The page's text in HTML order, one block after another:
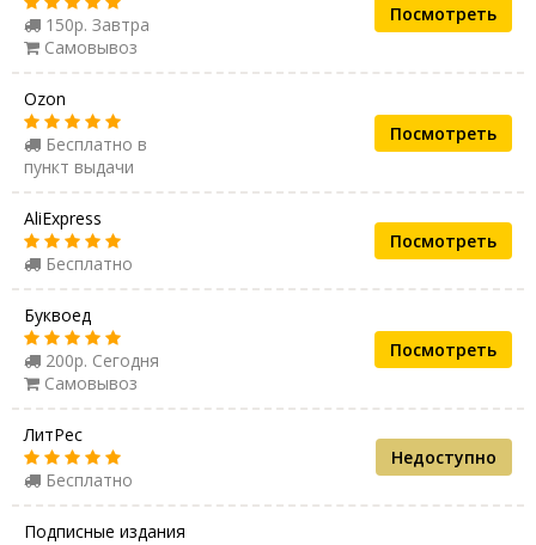
150р. Завтра
Самовывоз
Посмотреть
Ozon
Бесплатно в
пункт выдачи
Посмотреть
AliExpress
Бесплатно
Посмотреть
Буквоед
200р. Сегодня
Самовывоз
Посмотреть
ЛитРес
Бесплатно
Недоступно
Подписные издания